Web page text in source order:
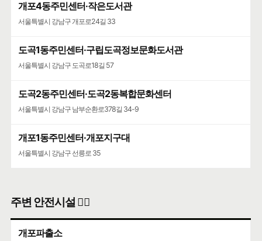
개포4동주민센터·작은도서관
서울특별시 강남구 개포로24길 33
도곡1동주민센터·구립도곡정보문화도서관
서울특별시 강남구 도곡로18길 57
도곡2동주민센터·도곡2동복합문화센터
서울특별시 강남구 남부순환로378길 34-9
개포1동주민센터·개포지구대
서울특별시 강남구 선릉로 35
주변 안전시설 👮‍♀️
개포파출소